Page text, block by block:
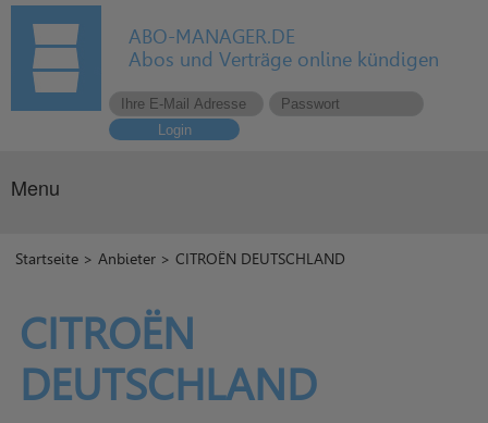
ABO-MANAGER.DE
Abos und Verträge online kündigen
Login
Menu
Startseite >Anbieter > CITROËN DEUTSCHLAND
CITROËN
DEUTSCHLAND